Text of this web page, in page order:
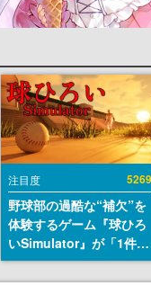
注目度 5269
野球部の過酷な“補欠”を
体験するゲーム『球ひろ
いSimulator』が「1件」
のウィッシュリストをも
とにチェコ語に対応し